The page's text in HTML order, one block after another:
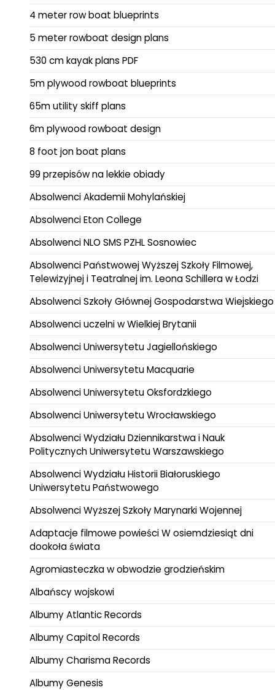
4 meter row boat blueprints
5 meter rowboat design plans
530 cm kayak plans PDF
5m plywood rowboat blueprints
65m utility skiff plans
6m plywood rowboat design
8 foot jon boat plans
99 przepisów na lekkie obiady
Absolwenci Akademii Mohylańskiej
Absolwenci Eton College
Absolwenci NLO SMS PZHL Sosnowiec
Absolwenci Państwowej Wyższej Szkoły Filmowej,
Telewizyjnej i Teatralnej im. Leona Schillera w Łodzi
Absolwenci Szkoły Głównej Gospodarstwa Wiejskiego
Absolwenci uczelni w Wielkiej Brytanii
Absolwenci Uniwersytetu Jagiellońskiego
Absolwenci Uniwersytetu Macquarie
Absolwenci Uniwersytetu Oksfordzkiego
Absolwenci Uniwersytetu Wrocławskiego
Absolwenci Wydziału Dziennikarstwa i Nauk
Politycznych Uniwersytetu Warszawskiego
Absolwenci Wydziału Historii Białoruskiego
Uniwersytetu Państwowego
Absolwenci Wyższej Szkoły Marynarki Wojennej
Adaptacje filmowe powieści W osiemdziesiąt dni
dookoła świata
Agromiasteczka w obwodzie grodzieńskim
Albańscy wojskowi
Albumy Atlantic Records
Albumy Capitol Records
Albumy Charisma Records
Albumy Genesis